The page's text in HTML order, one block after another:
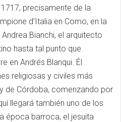
precisamente de la
d’Italia en Como, en la
Bianchi, el arquitecto
hasta tal punto que
en Andrés Blanqui. Él
religiosas y civiles más
de Córdoba, comenzando por
llegará también uno de los
época barroca, el jesuita